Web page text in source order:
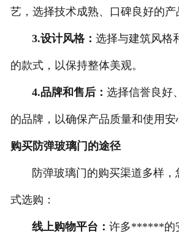
艺，选择技术成熟、口碑良好的产
3.设计风格： 选择与建筑风格
的款式，以保持整体美观。
4.品牌和售后： 选择信誉良
的品牌，以确保产品质量和使用安
购买防弹玻璃门的途径
防弹玻璃门的购买渠道多样，
式选购：
线上购物平台： 许多******的